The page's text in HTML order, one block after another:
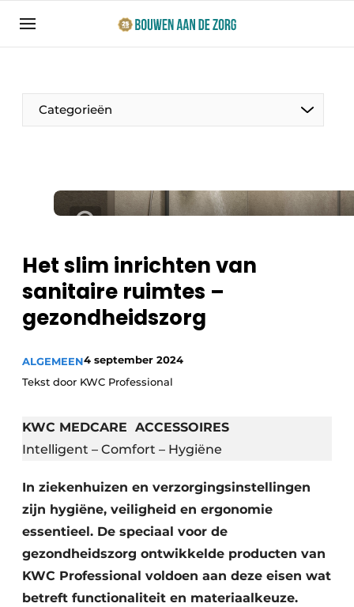
Aanmelden
Bedrijven
Bouwen aan de Zorg | Vakblad over bouw en
Direct contact
Jaarboek
Jubileumboek
Meest gelezen
Podcasts
Privacy / Cookie statement
Vacatures
Categorieën
Productinformatie
Ziekenhuizen
Woonzorg & Verpleeghuizen
Privéklinieken
Het slim inrichten van
sanitaire ruimtes –
gezondheidszorg
ALGEMEEN4 september 2024
Tekst door KWC Professional
KWC MEDCARE ACCESSOIRES
Intelligent – Comfort – Hygiëne
In ziekenhuizen en verzorgingsinstellingen
zijn hygiëne, veiligheid en ergonomie
essentieel. De speciaal voor de
gezondheidszorg ontwikkelde producten van
KWC Professional voldoen aan deze eisen wat
betreft functionaliteit en materiaalkeuze.